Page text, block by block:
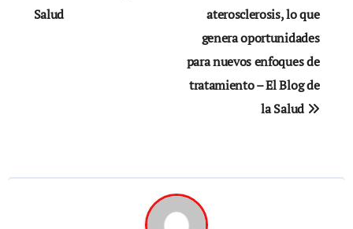
Salud
aterosclerosis, lo que
genera oportunidades
para nuevos enfoques de
tratamiento – El Blog de
la Salud